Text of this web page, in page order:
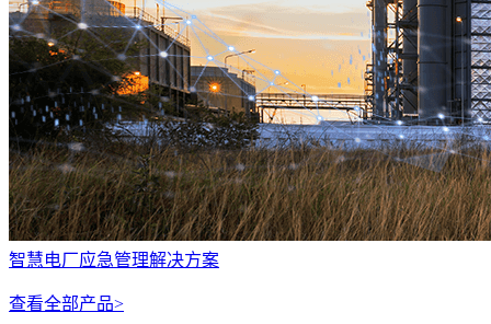
智慧电厂应急管理解决方案
查看全部产品>